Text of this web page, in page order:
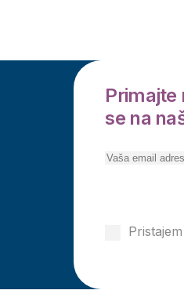
Primajte
se na